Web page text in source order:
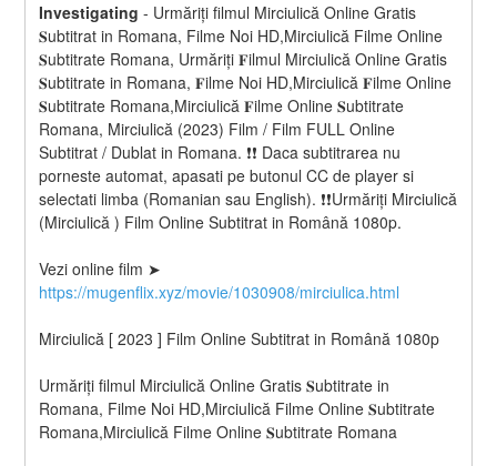
Investigating - Urmăriți filmul Mirciulică Online Gratis
𝐒ubtitrat in Romana, Filme Noi HD,Mirciulică Filme Online
𝐒ubtitrate Romana, Urmăriți 𝐅ilmul Mirciulică Online Gratis
𝐒ubtitrate in Romana, 𝐅ilme Noi HD,Mirciulică 𝐅ilme Online
𝐒ubtitrate Romana,Mirciulică 𝐅ilme Online 𝐒ubtitrate
Romana, Mirciulică (2023) Film / Film FULL Online
Subtitrat / Dublat in Romana. ❗❗️️ Daca subtitrarea nu
porneste automat, apasati pe butonul CC de player si
selectati limba (Romanian sau English). ❗❗️️Urmăriți Mirciulică
(Mirciulică ) Film Online Subtitrat in Română 1080p.
https://mugenflix.xyz/movie/1030908/mirciulica.html
Mirciulică [ 2023 ] Film Online Subtitrat in Română 1080p
Urmăriți filmul Mirciulică Online Gratis 𝐒ubtitrate in
Romana, Filme Noi HD,Mirciulică Filme Online 𝐒ubtitrate
Romana,Mirciulică Filme Online 𝐒ubtitrate Romana